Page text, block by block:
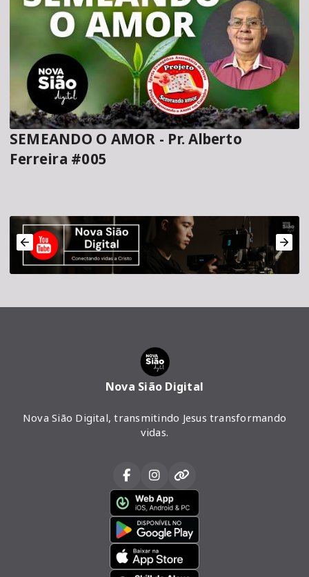
SEMEANDO O AMOR - Pr. Alberto
Ferreira #005
Nova Sião Digital
Nova Sião Digital, transmitindo Jesus transformando
vidas.